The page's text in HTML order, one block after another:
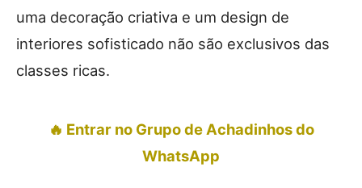
uma decoração criativa e um design de
interiores sofisticado não são exclusivos das
classes ricas.
🔥 Entrar no Grupo de Achadinhos do
WhatsApp